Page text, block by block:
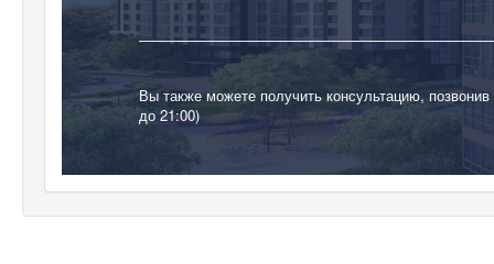
Вы также можете получить консультацию,
до 21:00)